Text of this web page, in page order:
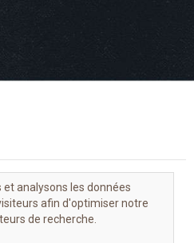
et analysons les données
afin d'optimiser notre
de recherche.